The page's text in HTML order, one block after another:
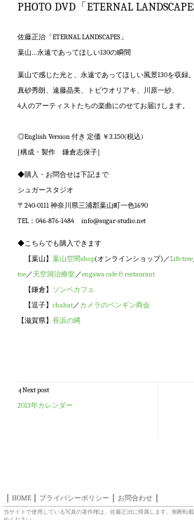
PHOTO DVD「ETERNAL
佐藤正治「ETERNAL LANDSCAPES」
葉山…永遠であってほしい130の瞬間
葉山で感じた光と、永遠であってほしい風景130を収録。
真砂秀朗、遠藤晶美、トビウオリアキ、川原一紗、
4人のアーティストたちの楽曲にのせてお届けします。
◎English Version 付き 定価 ￥3.150(税込)
[構成・製作 鎌倉志保子]
◆購入・お問合せは下記まで
シュガースタジオ
〒240-0111 神奈川県三浦郡葉山町一色1690
TEL：046-876-1484 info@sugar-studio.net
◆こちらでも購入できます
【葉山】 葉山空間shop(オンラインショップ)／Life tree
toe／天空洞治療室／engawa cafe & restaurant
【鎌倉】 ソンベカフェ
【逗子】 chahat／カメラのペンギン商会
【滋賀県】 長浜の縄
Next post
2013年カレンダー
HOME プライバシーポリシー お問合わせ
当サイトで使用している写真の著作権は、佐藤正治に帰属します。無断転